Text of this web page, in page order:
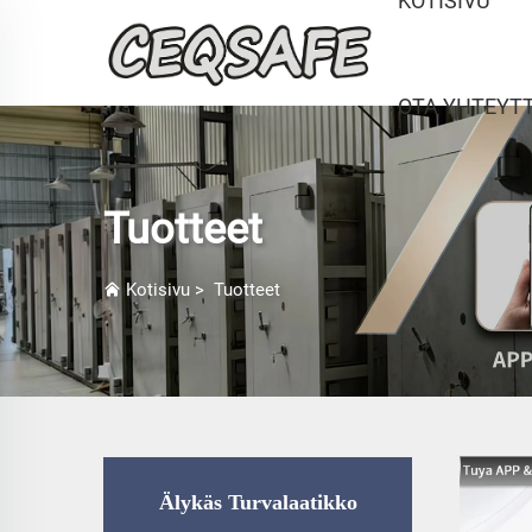
OTA
Tuotteet
Kotisivu > Tuotteet
Älykäs Turvalaatikko